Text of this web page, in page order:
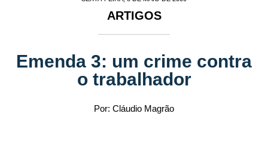
ARTIGOS
Emenda 3: um crime contra
o trabalhador
Por: Cláudio Magrão